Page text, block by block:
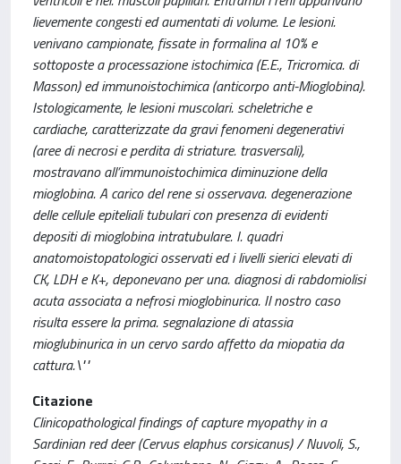
lievemente congesti ed aumentati di volume. Le lesioni.
venivano campionate, fissate in formalina al 10% e
sottoposte a processazione istochimica (E.E., Tricromica. di
Masson) ed immunoistochimica (anticorpo anti-Mioglobina).
Istologicamente, le lesioni muscolari. scheletriche e
cardiache, caratterizzate da gravi fenomeni degenerativi
(aree di necrosi e perdita di striature. trasversali),
mostravano all’immunoistochimica diminuzione della
mioglobina. A carico del rene si osservava. degenerazione
delle cellule epiteliali tubulari con presenza di evidenti
depositi di mioglobina intratubulare. I. quadri
anatomoistopatologici osservati ed i livelli sierici elevati di
CK, LDH e K+, deponevano per una. diagnosi di rabdomiolisi
acuta associata a nefrosi mioglobinurica. Il nostro caso
risulta essere la prima. segnalazione di atassia
mioglubinurica in un cervo sardo affetto da miopatia da
cattura.\""
Citazione
Clinicopathological findings of capture myopathy in a
Sardinian red deer (Cervus elaphus corsicanus) / Nuvoli, S.,